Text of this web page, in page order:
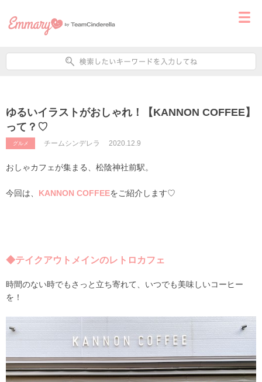
ゆるいイラストがおしゃれ！【KANNON COFFEE】
って？♡
グルメ チームシンデレラ 2020.12.9
おしゃカフェが集まる、松陰神社前駅。
今回は、 KANNON COFFEEをご紹介します♡
◆テイクアウトメインのレトロカフェ
時間のない時でもさっと立ち寄れて、いつでも美味しいコーヒー
を！